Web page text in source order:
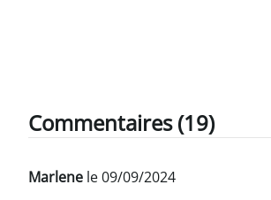
Commentaires (19)
Marlene le 09/09/2024